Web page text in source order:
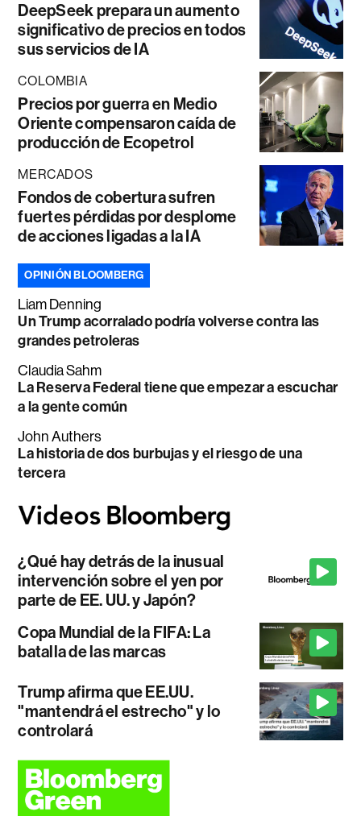
DeepSeek prepara un aumento
significativo de precios en todos
sus servicios de IA
COLOMBIA
Precios por guerra en Medio
Oriente compensaron caída de
producción de Ecopetrol
MERCADOS
Fondos de cobertura sufren
fuertes pérdidas por desplome
de acciones ligadas a la IA
OPINIÓN BLOOMBERG
Liam Denning
Un Trump acorralado podría volverse contra las
grandes petroleras
Claudia Sahm
La Reserva Federal tiene que empezar a escuchar
a la gente común
John Authers
La historia de dos burbujas y el riesgo de una
tercera
¿Qué hay detrás de la inusual
intervención sobre el yen por
parte de EE. UU. y Japón?
Copa Mundial de la FIFA: La
batalla de las marcas
Trump afirma que EE.UU.
"mantendrá el estrecho" y lo
controlará